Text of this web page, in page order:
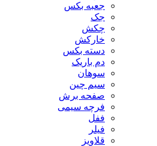
جعبه بکس
جک
چکش
خارکش
دسته بکس
دم باریک
سوهان
سیم چین
صفحه برش
فرچه سیمی
ففل
فیلر
قلاویز